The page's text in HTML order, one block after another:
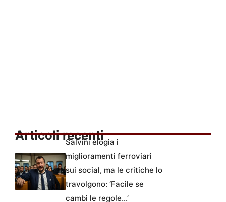
Articoli recenti
Salvini elogia i
miglioramenti ferroviari
sui social, ma le critiche lo
travolgono: ‘Facile se
cambi le regole…’